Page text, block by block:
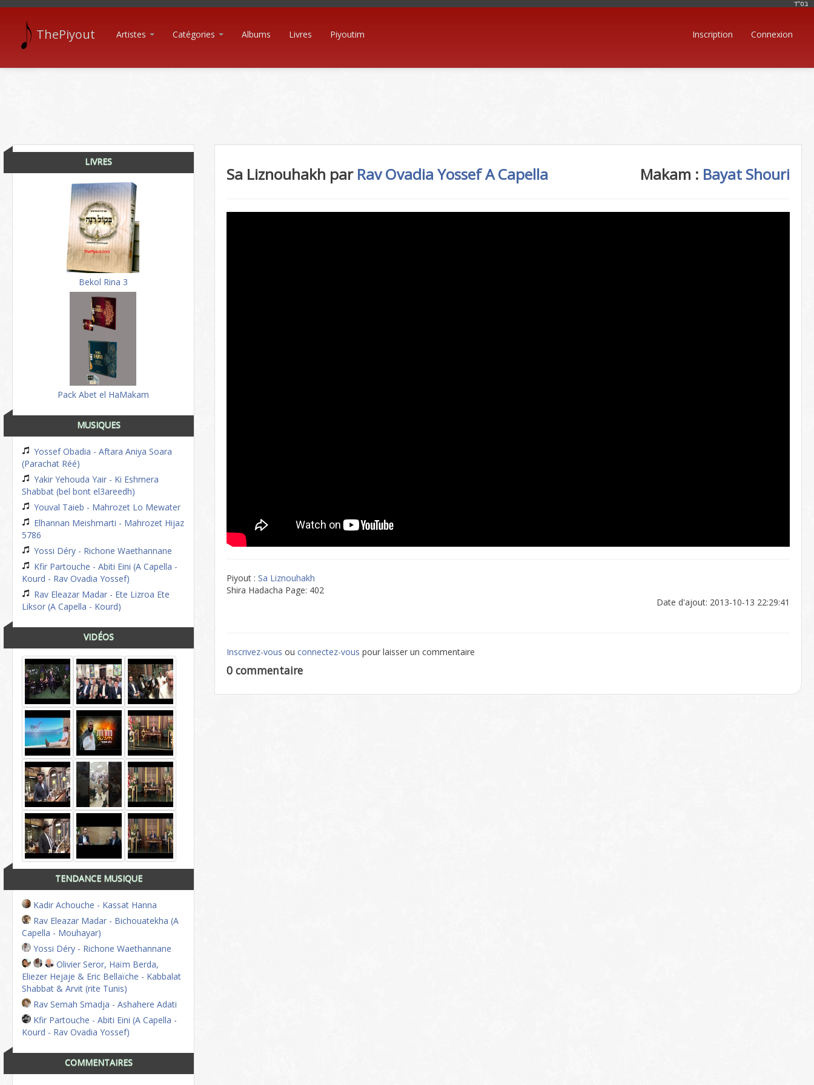
בּס"ד
ThePiyout Artistes Catégories Albums Livres Piyoutim Inscription Connexion
LIVRES
Bekol Rina 3
Pack Abet el HaMakam
MUSIQUES
Yossef Obadia - Aftara Aniya Soara
(Parachat Réé)
Yakir Yehouda Yair - Ki Eshmera
Shabbat (bel bont el3areedh)
Youval Taieb - Mahrozet Lo Mewater
Elhannan Meishmarti - Mahrozet Hijaz
5786
Yossi Déry - Richone Waethannane
Kfir Partouche - Abiti Eini (A Capella -
Kourd - Rav Ovadia Yossef)
Rav Eleazar Madar - Ete Lizroa Ete
Liksor (A Capella - Kourd)
VIDÉOS
TENDANCE MUSIQUE
Kadir Achouche - Kassat Hanna
Rav Eleazar Madar - Bichouatekha (A
Capella - Mouhayar)
Yossi Déry - Richone Waethannane
Olivier Seror, Haïm Berda,
Eliezer Hejaje & Eric Bellaïche - Kabbalat
Shabbat & Arvit (rite Tunis)
Rav Semah Smadja - Ashahere Adati
Kfir Partouche - Abiti Eini (A Capella -
Kourd - Rav Ovadia Yossef)
COMMENTAIRES
Sa Liznouhakh par Rav Ovadia YossefA Capella Makam : Bayat Shouri
Piyout :Sa Liznouhakh
Shira Hadacha Page: 402
Date d'ajout: 2013-10-13 22:29:41
Inscrivez-vous ouconnectez-vous pour laisser un commentaire
0 commentaire